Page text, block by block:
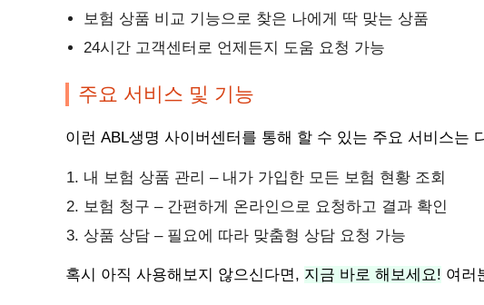
보험 상품 비교 기능으로 찾은 나에게 딱 맞는 상품
24시간 고객센터로 언제든지 도움 요청 가능
주요 서비스 및 기능
이런 ABL생명 사이버센터를 통해 할 수 있는 주요 서비스는
내 보험 상품 관리 – 내가 가입한 모든 보험 현황 조회
보험 청구 – 간편하게 온라인으로 요청하고 결과 확인
상품 상담 – 필요에 따라 맞춤형 상담 요청 가능
혹시 아직 사용해보지 않으신다면, 지금 바로 해보세요! 여러